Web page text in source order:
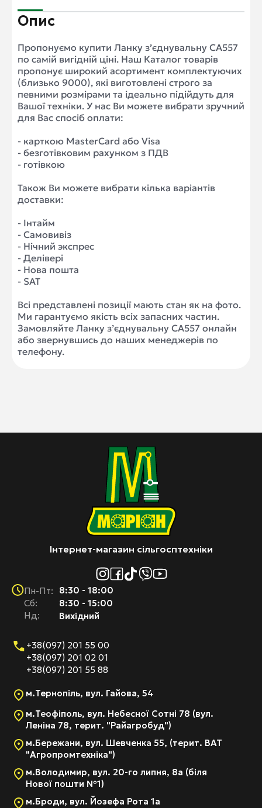
Опис
Пропонуємо купити Ланку з’єднувальну CA557
по самій вигідній ціні. Наш Каталог товарів
пропонує широкий асортимент комплектуючих
(близько 9000), які виготовлені строго за
певними розмірами та ідеально підійдуть для
Вашої техніки. У нас Ви можете вибрати зручний
для Вас спосіб оплати:
- карткою MasterCard або Visa
- безготівковим рахунком з ПДВ
- готівкою
Також Ви можете вибрати кілька варіантів
доставки:
- Інтайм
- Самовивіз
- Нічний экспрес
- Делівері
- Нова пошта
- SAT
Всі представлені позиції мають стан як на фото.
Ми гарантуємо якість всіх запасних частин.
Замовляйте Ланку з’єднувальну CA557 онлайн
або звернувшись до наших менеджерів по
телефону.
Інтернет-магазин сільгосптехніки
Пн-Пт:
Cб:
Нд:
8:30 - 18:00
8:30 - 15:00
Вихідний
+38(097) 201 55 00
+38(097) 201 02 01
+38(097) 201 55 88
м.Тернопіль, вул. Гайова, 54
м.Теофіполь, вул. Небесної Сотні 78 (вул.
Леніна 78, терит. "Райагробуд")
м.Бережани, вул. Шевченка 55, (терит. ВАТ
"Агропромтехніка")
м.Володимир, вул. 20-го липня, 8а (біля
Нової пошти №1)
м.Броди, вул. Йозефа Рота 1а